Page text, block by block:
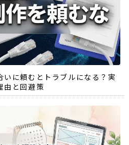
いに頼むとトラブルになる？実
由と回避策